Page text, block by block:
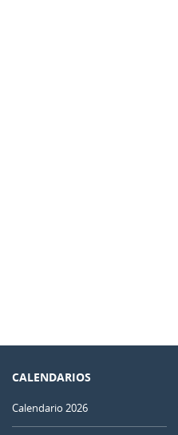
CALENDARIOS
Calendario 2026